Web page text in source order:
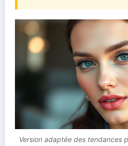
Version adaptée des tendances